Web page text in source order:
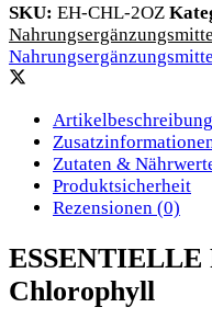
SKU: EH-CHL-2OZ
Artikelbeschreibung
Zutaten &
Produktsicherheit
Rezensionen (0)
ESSENTIELLE
Chlorophyll